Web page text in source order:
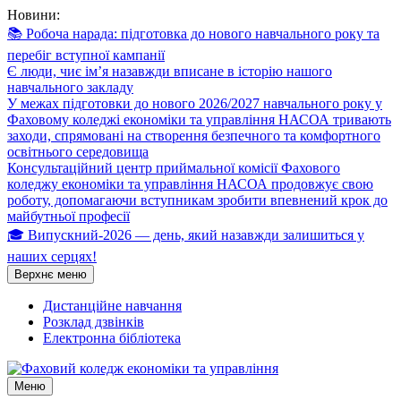
Перейти
до
Новини:
📚 Робоча нарада: підготовка до нового навчального року та
перебіг вступної кампанії
Є люди, чиє ім’я назавжди вписане в історію нашого
навчального закладу
У межах підготовки до нового 2026/2027 навчального року у
Фаховому коледжі економіки та управління НАСОА тривають
заходи, спрямовані на створення безпечного та комфортного
освітнього середовища
Консультаційний центр приймальної комісії Фахового
коледжу економіки та управління НАСОА продовжує свою
роботу, допомагаючи вступникам зробити впевнений крок до
майбутньої професії
🎓 Випускний-2026 — день, який назавжди залишиться у
наших серцях!
Верхнє меню
Дистанційне навчання
Розклад дзвінків
Електронна бібліотека
Меню